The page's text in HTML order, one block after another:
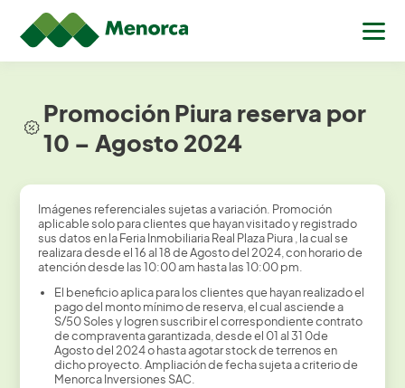
Promoción Piura reserva por
10 – Agosto 2024
Imágenes referenciales sujetas a variación. Promoción
aplicable solo para clientes que hayan visitado y registrado
sus datos en la Feria Inmobiliaria Real Plaza Piura , la cual se
realizara desde el 16 al 18 de Agosto del 2024, con horario de
atención desde las 10:00 am hasta las 10:00 pm.
El beneficio aplica para los clientes que hayan realizado el
pago del monto mínimo de reserva, el cual asciende a
S/50 Soles y logren suscribir el correspondiente contrato
de compraventa garantizada, desde el 01 al 31 0de
Agosto del 2024 o hasta agotar stock de terrenos en
dicho proyecto. Ampliación de fecha sujeta a criterio de
Menorca Inversiones SAC.